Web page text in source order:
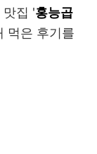
맛집 '홍능곱
먹은 후기를